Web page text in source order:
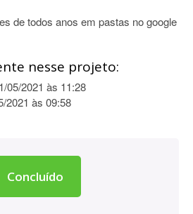
de todos anos em pastas no google
nesse projeto:
05/2021 às 11:28
2021 às 09:58
Concluído